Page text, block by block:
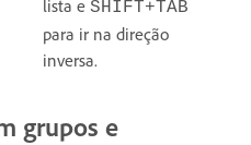
lista e SHIFT+TAB
para ir na direção
inversa.
grupos e